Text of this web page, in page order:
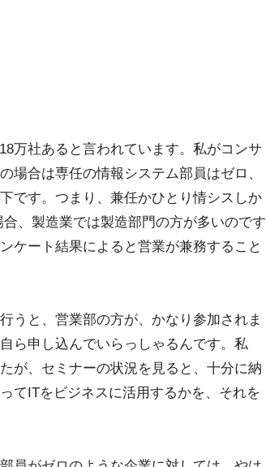
万社あると言われています。私がコンサ
場合は専任の情報システム部員はゼロ、
です。つまり、兼任かひとり情シスしか
、製造業では製造部門の方が多いのです
ケート結果によると営業が兼務すること
うと、営業部の方が、かなり参加されま
ら申し込んでいらっしゃるんです。私
が、セミナーの状況を見ると、十分に納
てITをビジネスに活用するかを、それを